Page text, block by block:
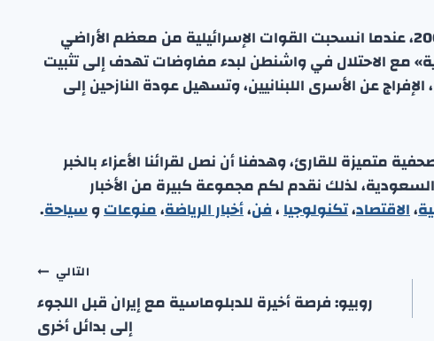
يُذكر أن لبنان يحتفل بذكرى تحرير جنوبه منذ 25 مايو 2000، عندما انسحبت القوات الإسرائيلية من معظم الأراضي
مع الاحتلال في واشنطن لبدء مفاوضات تهدف إلى تثبيت
عن الأسرى اللبنانيين، وتسهيل عودة النازحين إلى
متميزة للقارئ، وهدفنا أن نصل لقرائنا الأعزاء بالخبر
لذلك نقدم لكم مجموعة كبيرة من الأخبار
،الاقتصاد،تكنولوجيا،فن،أخبار الرياضة،منوعاتوسياحة.
التالي
روبيو: فرصة أخيرة للدبلوماسية مع إيران قبل اللجوء
إلى بدائل أخرى